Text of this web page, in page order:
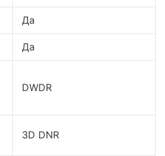
Да
Да
DWDR
3D DNR